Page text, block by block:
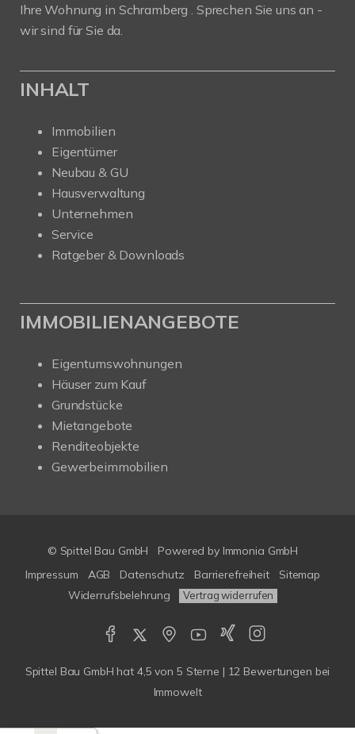
Ihre Wohnung in Schramberg . Sprechen Sie uns an -
wir sind für Sie da.
INHALT
Immobilien
Eigentümer
Neubau & GU
Hausverwaltung
Unternehmen
Service
Ratgeber & Downloads
IMMOBILIENANGEBOTE
Eigentumswohnungen
Häuser zum Kauf
Grundstücke
Mietangebote
Renditeobjekte
Gewerbeimmobilien
© Spittel Bau GmbH Powered by Immonia GmbH
Impressum
AGB Datenschutz Barrierefreiheit
Sitemap
Widerrufsbelehrung
Vertrag widerrufen
Spittel Bau GmbH hat 4,5 von 5 Sterne | 12 Bewertungen bei
Immowelt